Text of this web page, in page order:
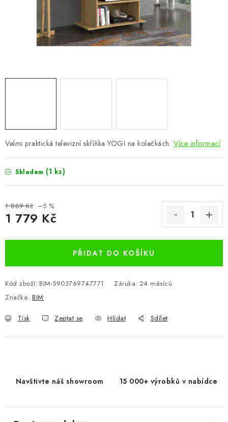
DOPLŇKY A DEKORACE
ZAHRADA
OSTATNÍ
VÝPRODEJ
Vše o nákupu Info
Reklamace a odstoupení od smlouvy
Kontakty
Bonusový program NBM+
Velmi praktická televizní skříňka YOGI na kolečkách. Více informací
Skladem (1 ks)
1 889 Kč –5 %
1 779 Kč
PŘIDAT DO KOŠÍKU
Kód zboží: BIM-5903769747771 Záruka: 24 měsíců
Značka: BIM
Tisk Zeptat se Hlídat Sdílet
Navštivte náš showroom 15 000+ výrobků v nabídce